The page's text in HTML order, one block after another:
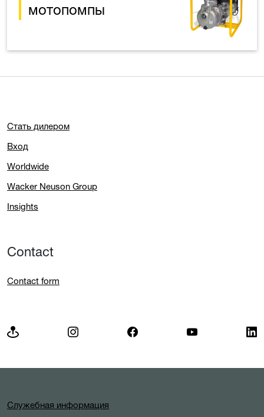
мотопомпы
Стать дилером
Вход
Worldwide
Wacker Neuson Group
Insights
Contact
Contact form
Служебная информация